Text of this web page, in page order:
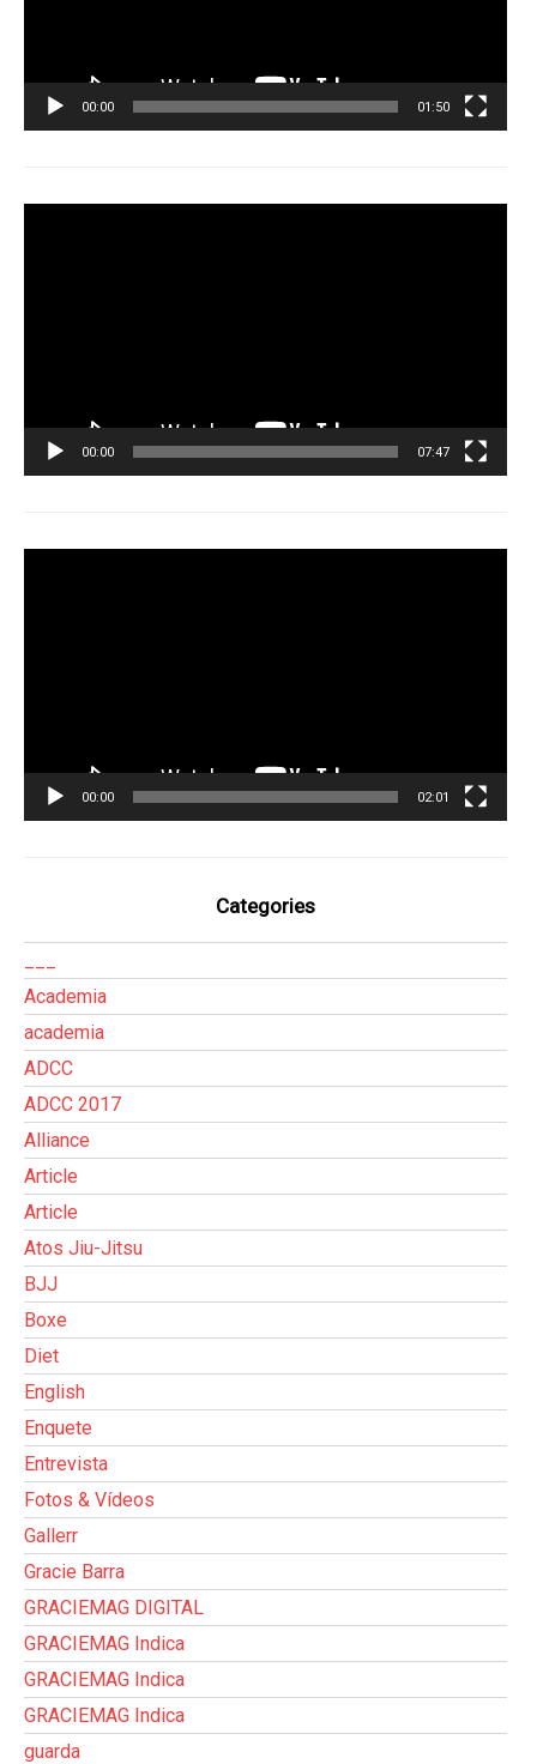
00:00 01:50
00:00 07:47
00:00 02:01
Categories
Academia
academia
ADCC
ADCC 2017
Alliance
Article
Article
Atos Jiu-Jitsu
BJJ
Boxe
Diet
English
Enquete
Entrevista
Fotos & Vídeos
Gallerr
Gracie Barra
GRACIEMAG DIGITAL
GRACIEMAG Indica
GRACIEMAG Indica
GRACIEMAG Indica
guarda